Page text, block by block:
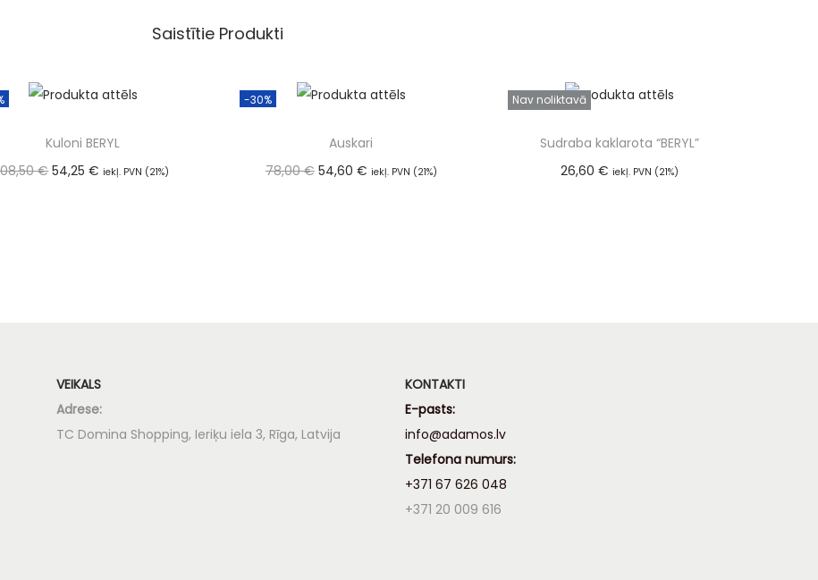
Saistītie Produkti
Kuloni BERYL
€ 54,25€ iekļ. PVN (21%)
-30%
Auskari
78,00€ 54,60 € iekļ. PVN (21%)
Nav noliktavā
Sudraba kaklarota “BERYL”
26,60 € iekļ. PVN (21%)
VEIKALS
Adrese:
TC Domina Shopping, Ieriķu iela 3, Rīga, Latvija
KONTAKTI
E-pasts:
info@adamos.lv
Telefona numurs:
+371 67 626 048
+371 20 009 616